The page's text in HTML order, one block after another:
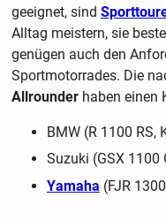
geeignet, sind
Alltag meistern, sie
genügen auch den
Sportmotorrades. Die
Allrounderhaben einen
BMW (R 1100 RS,
Suzuki (GSX 1100
Yamaha (FJR